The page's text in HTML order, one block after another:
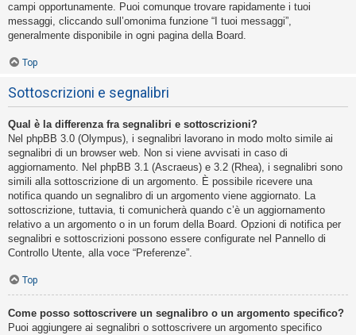
campi opportunamente. Puoi comunque trovare rapidamente i tuoi
messaggi, cliccando sull’omonima funzione “I tuoi messaggi”,
generalmente disponibile in ogni pagina della Board.
Top
Sottoscrizioni e segnalibri
Qual è la differenza fra segnalibri e sottoscrizioni?
Nel phpBB 3.0 (Olympus), i segnalibri lavorano in modo molto simile ai
segnalibri di un browser web. Non si viene avvisati in caso di
aggiornamento. Nel phpBB 3.1 (Ascraeus) e 3.2 (Rhea), i segnalibri sono
simili alla sottoscrizione di un argomento. È possibile ricevere una
notifica quando un segnalibro di un argomento viene aggiornato. La
sottoscrizione, tuttavia, ti comunicherà quando c’è un aggiornamento
relativo a un argomento o in un forum della Board. Opzioni di notifica per
segnalibri e sottoscrizioni possono essere configurate nel Pannello di
Controllo Utente, alla voce “Preferenze”.
Top
Come posso sottoscrivere un segnalibro o un argomento specifico?
Puoi aggiungere ai segnalibri o sottoscrivere un argomento specifico